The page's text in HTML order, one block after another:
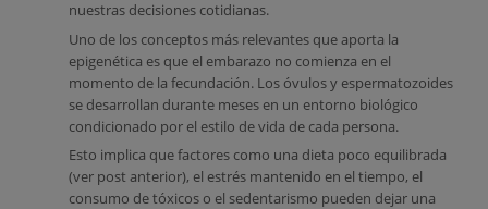
nuestras decisiones cotidianas.
Uno de los conceptos más relevantes que aporta la
epigenética es que el embarazo no comienza en el
momento de la fecundación. Los óvulos y espermatozoides
se desarrollan durante meses en un entorno biológico
condicionado por el estilo de vida de cada persona.
Esto implica que factores como una dieta poco equilibrada
(ver post anterior), el estrés mantenido en el tiempo, el
consumo de tóxicos o el sedentarismo pueden dejar una